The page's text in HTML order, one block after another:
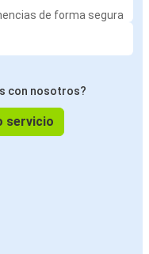
de forma segura
con nosotros?
servicio